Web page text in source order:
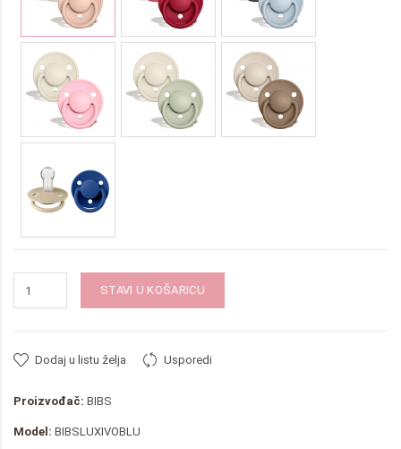
STAVI U KOŠARICU
Dodaj u listu želja Usporedi
Proizvođač: BIBS
Model: BIBSLUXIVOBLU